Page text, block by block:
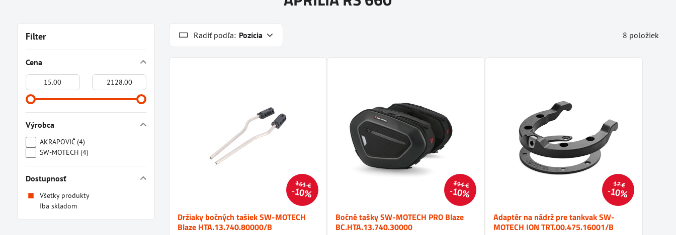
Radiť podľa: Pozícia 8 položiek
161 €
10%
Držiaky bočných tašiek SW-MOTECH
Blaze HTA.13.740.80000/B
394 €
10%
Bočné tašky SW-MOTECH PRO Blaze
BC.HTA.13.740.30000
17 €
10%
Adaptér na nádrž pre tankvak SW-
MOTECH ION TRT.00.475.16001/B
Filter
Cena
Od:
Do:
Výrobca
AKRAPOVIČ (4)
SW-MOTECH (4)
Dostupnosť
Všetky produkty
Iba skladom